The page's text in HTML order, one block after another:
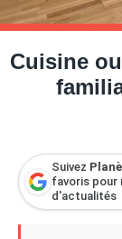
Revue De Week
Cuisine
Suivez
favoris pour
d'actualités